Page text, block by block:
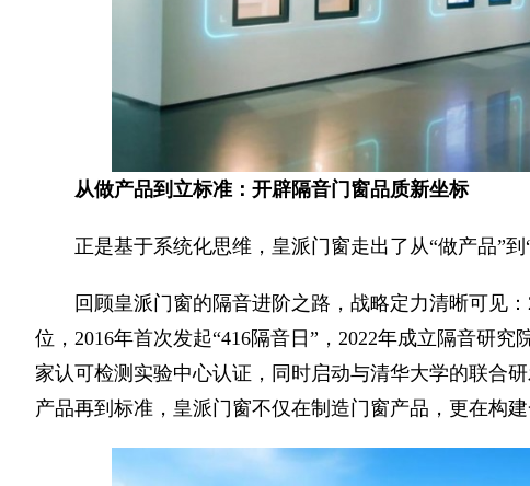
从做产品到立标准：开辟隔音门窗品质新坐标
正是基于系统化思维，皇派门窗走出了从“做产品”到
回顾皇派门窗的隔音进阶之路，战略定力清晰可见
位，2016年首次发起“416隔音日”，2022年成立隔音研究
家认可检测实验中心认证，同时启动与清华大学的联合
产品再到标准，皇派门窗不仅在制造门窗产品，更在构